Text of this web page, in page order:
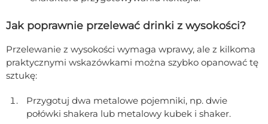
Jak poprawnie przelewać drinki z wysokości?
Przelewanie z wysokości wymaga wprawy, ale z kilkoma
praktycznymi wskazówkami można szybko opanować tę
sztukę:
Przygotuj dwa metalowe pojemniki, np. dwie
połówki shakera lub metalowy kubek i shaker.